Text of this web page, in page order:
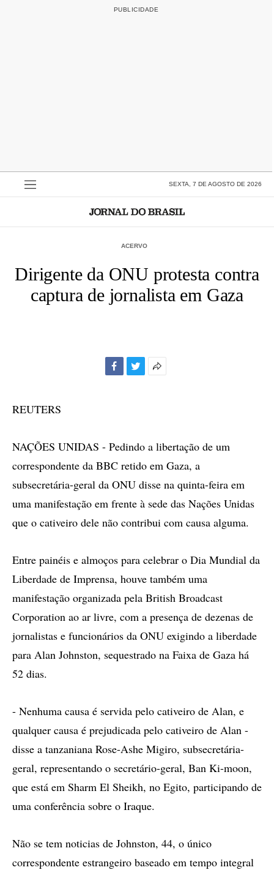
SEXTA, 7 DE AGOSTO DE 2026
ACERVO
Dirigente da ONU protesta contra
captura de jornalista em Gaza
REUTERS
NAÇÕES UNIDAS - Pedindo a libertação de um
correspondente da BBC retido em Gaza, a
subsecretária-geral da ONU disse na quinta-feira em
uma manifestação em frente à sede das Nações Unidas
que o cativeiro dele não contribui com causa alguma.
Entre painéis e almoços para celebrar o Dia Mundial da
Liberdade de Imprensa, houve também uma
manifestação organizada pela British Broadcast
Corporation ao ar livre, com a presença de dezenas de
jornalistas e funcionários da ONU exigindo a liberdade
para Alan Johnston, sequestrado na Faixa de Gaza há
52 dias.
- Nenhuma causa é servida pelo cativeiro de Alan, e
qualquer causa é prejudicada pelo cativeiro de Alan -
disse a tanzaniana Rose-Ashe Migiro, subsecretária-
geral, representando o secretário-geral, Ban Ki-moon,
que está em Sharm El Sheikh, no Egito, participando de
uma conferência sobre o Iraque.
Não se tem noticias de Johnston, 44, o único
correspondente estrangeiro baseado em tempo integral